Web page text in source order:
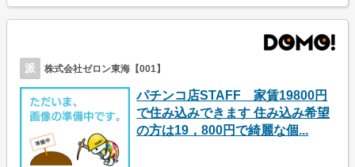
派 株式会社ゼロン東海【001】
パチンコ店STAFF 家賃19800円
で住み込みできます 住み込み希望
の方は19，800円で綺麗な個...